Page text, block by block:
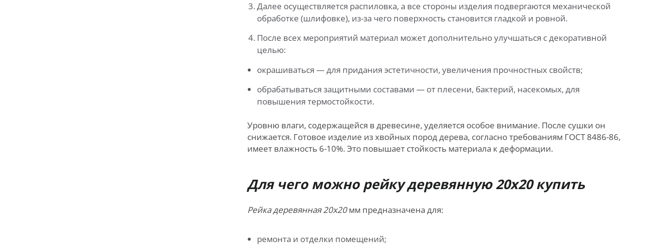
Далее осуществляется распиловка, а все стороны изделия подвергаются механической
обработке (шлифовке), из-за чего поверхность становится гладкой и ровной.
После всех мероприятий материал может дополнительно улучшаться с декоративной
целью:
окрашиваться — для придания эстетичности, увеличения прочностных свойств;
обрабатываться защитными составами — от плесени, бактерий, насекомых, для
повышения термостойкости.
Уровню влаги, содержащейся в древесине, уделяется особое внимание. После сушки он
снижается. Готовое изделие из хвойных пород дерева, согласно требованиям ГОСТ 8486-86,
имеет влажность 6-10%. Это повышает стойкость материала к деформации.
Для чего можно рейку деревянную 20х20 купить
Рейка деревянная 20х20мм предназначена для:
ремонта и отделки помещений;